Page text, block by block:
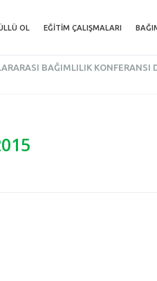
OL EĞITIM ÇALIŞMALARI
BAĞIMLILIK KONFERANSI